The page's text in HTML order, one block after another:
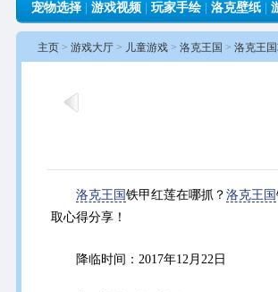
宠物选择
游戏视频 玩家手绘 洛克壁纸
主页 > 游戏大厅 > 儿童游戏 > 洛克王国 > 洛克王
洛克王国 铁甲红莲在哪抓？ 洛克王国
取心得分享！
降临时间：2017年12月22日